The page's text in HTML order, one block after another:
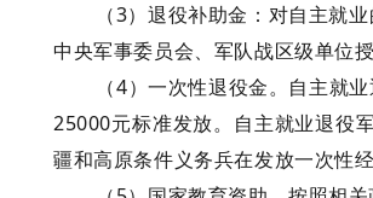
（3）退役补助金 ：对自主就
中央军事委员会、军队战区级单位
（4）一次性退役金。自主就
25000元标准发放。自主就业退役
疆和高原条件义务兵在发放一次性